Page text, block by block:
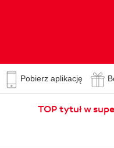
Pobierz aplikację
TOP tytuł w